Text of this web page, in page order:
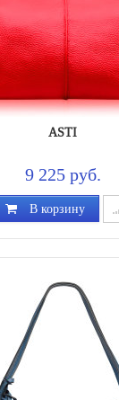
ASTI
9 225 руб.
В корзину